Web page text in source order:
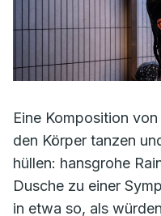
Eine Komposition
den Körper tanzen
hüllen: hansgrohe
Dusche zu einer
in etwa so, als